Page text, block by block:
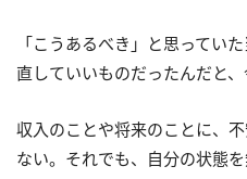
「こうあるべき」と思ってい
直していいものだったんだと、
収入のことや将来のことに、
ない。それでも、自分の状態